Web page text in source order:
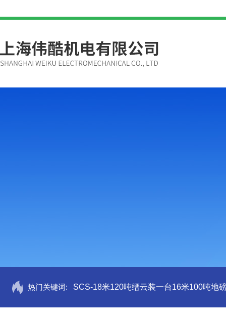
热门关键词: SCS-18米120吨缙云装一台16米100吨地